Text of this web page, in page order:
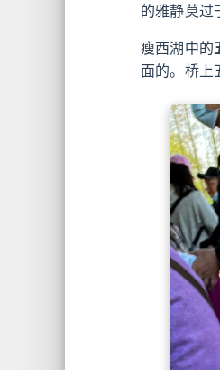
的雅静莫过
瘦西湖中的
面的。桥上